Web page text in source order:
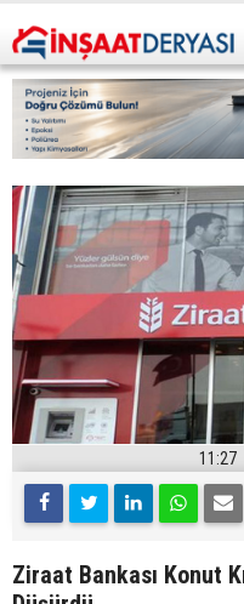
11:27
Ziraat Bankası Konut